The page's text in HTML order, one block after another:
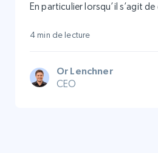
En particulier lorsqu’il s’agit
4 min de lecture
Or Lenchner
CEO